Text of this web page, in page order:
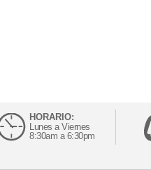
HORARIO:
Lunes a Viernes
8:30am a 6:30pm